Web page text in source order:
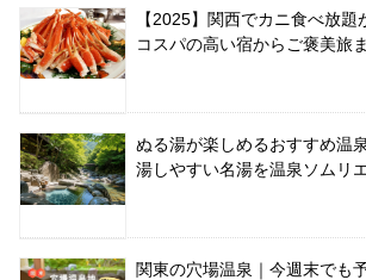
【2025】関西でカニ食べ放題
コスパの高い宿からご褒美旅
ぬる湯が楽しめるおすすめ温
湯しやすい名湯を温泉ソムリ
関東の穴場温泉｜今週末でも